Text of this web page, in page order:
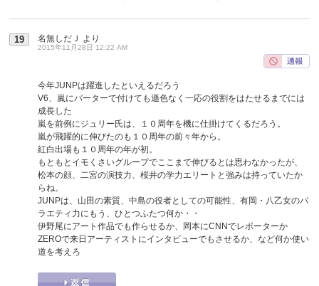
19 名無しだＪ より
2015年11月28日 12:22 AM
今年JUNPは躍進したといえるだろう
V6、嵐にバーターで付けても遜色なく一応の役割をはたせるまでには
成長した
嵐を前例にジュリー氏は、１０周年を機に仕掛けてくるだろう。
嵐が飛躍的に伸びたのも１０周年の前々年から。
紅白出場も１０周年の年が初。
もともとイモくさいグループでここまで伸びるとは思わなかったが、
松本の顔、二宮の演技力、桜井の学力エリートと強みは持っていたか
らね。
JUNPは、山田の素質、中島の役者としての可能性、有岡・八乙女のバ
ラエティ力にもう、ひとつふたつ何か・・
伊野尾にアート作品でも作らせるか、岡本にCNNでレポーターか
ZEROで来日アーティストにインタビューでもさせるか、など何か使い
道を考えろ